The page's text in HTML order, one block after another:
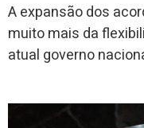
A expansão dos
muito mais da
atual governo